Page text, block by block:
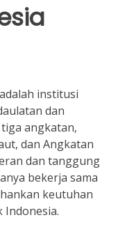
institusi
dan
angkatan,
dan Angkatan
dan tanggung
bekerja sama
keutuhan
Indonesia.